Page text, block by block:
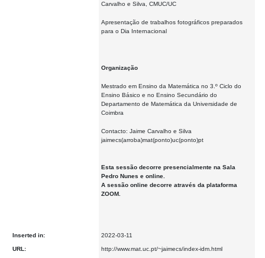
Carvalho e Silva, CMUC/UC
Apresentação de trabalhos fotográficos preparados
para o Dia Internacional
Organização
Mestrado em Ensino da Matemática no 3.º Ciclo do
Ensino Básico e no Ensino Secundário do
Departamento de Matemática da Universidade de
Coimbra
Contacto: Jaime Carvalho e Silva
jaimecs(arroba)mat(ponto)uc(ponto)pt
Esta sessão decorre presencialmente na Sala
Pedro Nunes e online.
A sessão online decorre através da plataforma
ZOOM.
Inserted in: 2022-03-11
URL: http://www.mat.uc.pt/~jaimecs/index-idm.html